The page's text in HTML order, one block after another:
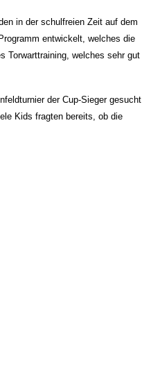
in der schulfreien Zeit auf dem
entwickelt, welches die
Torwarttraining, welches sehr gut
der Cup-Sieger gesucht
Kids fragten bereits, ob die